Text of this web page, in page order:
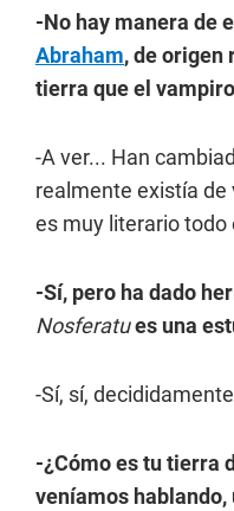
-No hay manera de
Abraham, de origen
tierra que el
-A ver... Han
realmente existía de
es muy literario todo
-Sí, pero ha dado
Nosferatues una
-Sí, sí,
-¿Cómo es tu tierra
veníamos